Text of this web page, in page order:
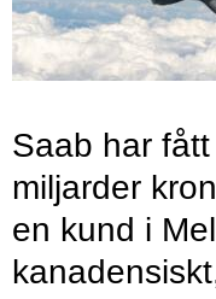
Saab har
miljarder
en kund i